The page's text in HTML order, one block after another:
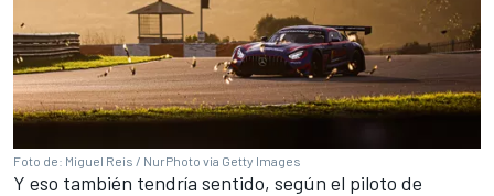
Foto de: Miguel Reis / NurPhoto via Getty Images
Y eso también tendría sentido, según el piloto de